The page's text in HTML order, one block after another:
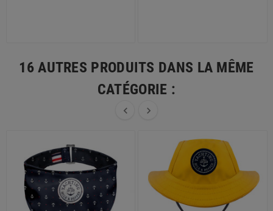
16 AUTRES PRODUITS DANS LA MÊME
CATÉGORIE :
 